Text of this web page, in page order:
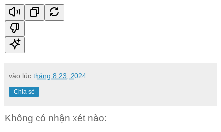
vào lúc tháng 8 23, 2024
Chia sẻ
Không có nhận xét nào: